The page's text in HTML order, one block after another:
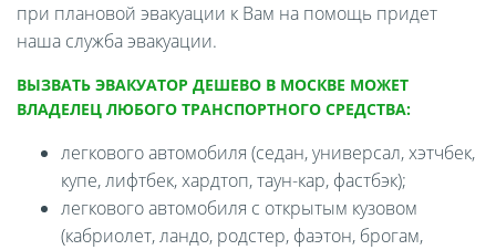
при плановой эвакуации к Вам на помощь придет
наша служба эвакуации.
ВЫЗВАТЬ ЭВАКУАТОР ДЕШЕВО В МОСКВЕ МОЖЕТ
ВЛАДЕЛЕЦ ЛЮБОГО ТРАНСПОРТНОГО СРЕДСТВА:
легкового автомобиля (седан, универсал, хэтчбек,
купе, лифтбек, хардтоп, таун-кар, фастбэк);
легкового автомобиля с открытым кузовом
(кабриолет, ландо, родстер, фаэтон, брогам,